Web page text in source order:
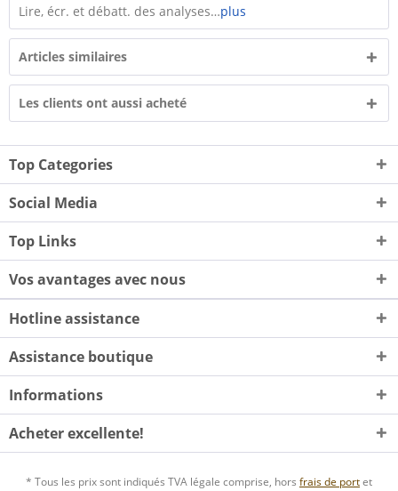
Lire, écr. et débatt. des analyses…plus
Articles similaires
Les clients ont aussi acheté
Top Categories
Social Media
Top Links
Vos avantages avec nous
Hotline assistance
Assistance boutique
Informations
Acheter excellente!
* Tous les prix sont indiqués TVA légale comprise, hors frais de portet